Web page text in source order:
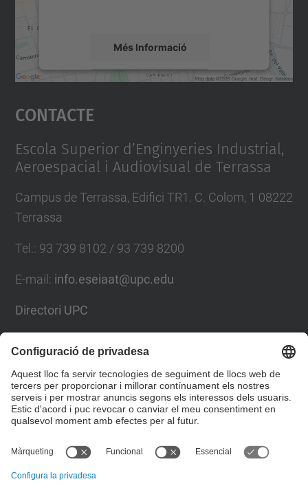
Més Informació
Accepta
powered by
Contacte
Escola Superior d’Enginyeries Industrial,
Aeroespacial i Audiovisual de Terrassa
Campus de Terrassa, Edifici TR1. C. Colom, 1 08222
Terrassa
Tel. : 93 739 8102 / 93 739 8200
E-mail: info.eseiaat@upc.edu
Directori UPC
Llista Xarxes Socials